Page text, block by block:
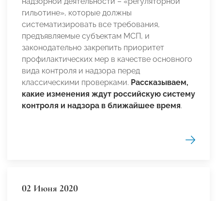
гильотине», которые должны
систематизировать все требования,
предъявляемые субъектам МСП, и
законодательно закрепить приоритет
профилактических мер в качестве основного
вида контроля и надзора перед
классическими проверками. Рассказываем,
какие изменения ждут российскую систему
контроля и надзора в ближайшее время.
02 Июня 2020